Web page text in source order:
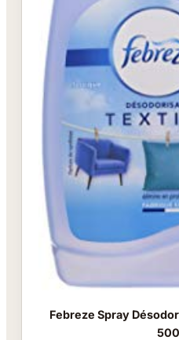
Febreze Spray